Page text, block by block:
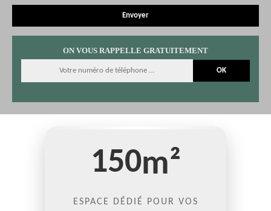
ON VOUS RAPPELLE GRATUITEMENT
150m²
ESPACE DÉDIÉ POUR VOS